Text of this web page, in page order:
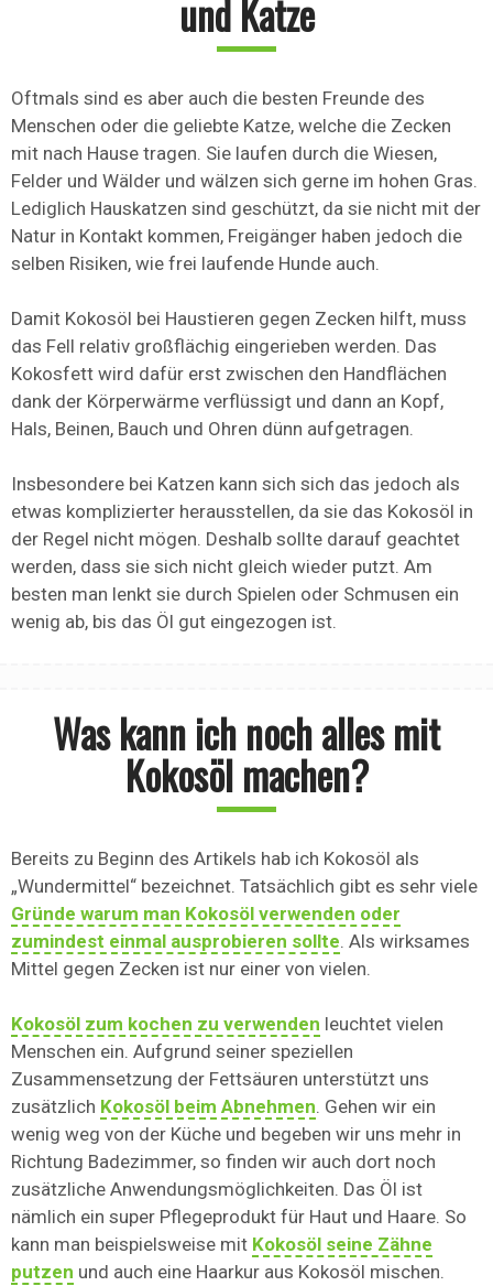
und Katze
Oftmals sind es aber auch die besten Freunde des
Menschen oder die geliebte Katze, welche die Zecken
mit nach Hause tragen. Sie laufen durch die Wiesen,
Felder und Wälder und wälzen sich gerne im hohen Gras.
Lediglich Hauskatzen sind geschützt, da sie nicht mit der
Natur in Kontakt kommen, Freigänger haben jedoch die
selben Risiken, wie frei laufende Hunde auch.
Damit Kokosöl bei Haustieren gegen Zecken hilft, muss
das Fell relativ großflächig eingerieben werden. Das
Kokosfett wird dafür erst zwischen den Handflächen
dank der Körperwärme verflüssigt und dann an Kopf,
Hals, Beinen, Bauch und Ohren dünn aufgetragen.
Insbesondere bei Katzen kann sich sich das jedoch als
etwas komplizierter herausstellen, da sie das Kokosöl in
der Regel nicht mögen. Deshalb sollte darauf geachtet
werden, dass sie sich nicht gleich wieder putzt. Am
besten man lenkt sie durch Spielen oder Schmusen ein
wenig ab, bis das Öl gut eingezogen ist.
Was kann ich noch alles mit
Kokosöl machen?
Bereits zu Beginn des Artikels hab ich Kokosöl als
„Wundermittel“ bezeichnet. Tatsächlich gibt es sehr viele
Gründe warum man Kokosöl verwenden oder
zumindest einmal ausprobieren sollte. Als wirksames
Mittel gegen Zecken ist nur einer von vielen.
Kokosöl zum kochen zu verwenden leuchtet vielen
Menschen ein. Aufgrund seiner speziellen
Zusammensetzung der Fettsäuren unterstützt uns
zusätzlich Kokosöl beim Abnehmen. Gehen wir ein
wenig weg von der Küche und begeben wir uns mehr in
Richtung Badezimmer, so finden wir auch dort noch
zusätzliche Anwendungsmöglichkeiten. Das Öl ist
nämlich ein super Pflegeprodukt für Haut und Haare. So
kann man beispielsweise mit Kokosöl seine Zähne
putzen und auch eine Haarkur aus Kokosöl mischen.